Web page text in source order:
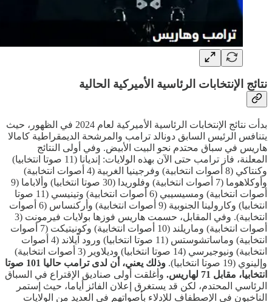
نتائج الإنتخابات الرئاسية الأميركية الحالية
بدأت نتائج الإنتخابات الرئاسية الأميركية لعام 2024 في الظهور، حيث
يتنافس الرئيس السابق دونالد ترامب والمرشحة الديمقراطية كامالا
هاريس في سباق محتدم نحو البيت الأبيض. وفي أولى النتائج
المعلنة، فاز ترامب حتى الآن بهذه الولايات: إنديانا (11 صوتا انتخابيا)
وكنتاكي (8 أصوات انتخابية) وفرجينيا الغربية (4 أصوات انتخابية)
وأوكلاهوما (7 أصوات انتخابية) وفلوريدا (30 صوتا انتخابيا) وألاباما (9
أصوات انتخابية) ومسيسيبي (6 أصوات انتخابية) وتينيسي (11 صوتا
انتخابيا) وكارولينا الجنوبية (9 أصوات انتخابية) وأركنساس (6 أصوات
انتخابية). وفي المقابل، حسمت هاريس فوزها بولايات فيرمونت (3
أصوات انتخابية) وماريلند (10 أصوات انتخابية) وكونيتيكت (7 أصوات
انتخابية) وماساتشوستس (11 صوتا انتخابيا) ورود آيلاند (4 أصوات
انتخابية) ونيوجيرسي (14 صوتا انتخابيا) وديلاوير (3 أصوات انتخابية)
وإلينوي (19 صوتا انتخابيا).
وذلك يعني، أن لدى ترامب حاليا 101 صوتا
انتخابيا، مقابل 71 لهاريس.
وأغلقت أولى صناديق الإقتراع في السباق
الرئاسي المحتدم، لكن قد يستغرق إعلان الفائز أياما، حيث إستمر
الناخبون في الإصطفاف للإدلاء بأصواتهم في العديد من الولايات